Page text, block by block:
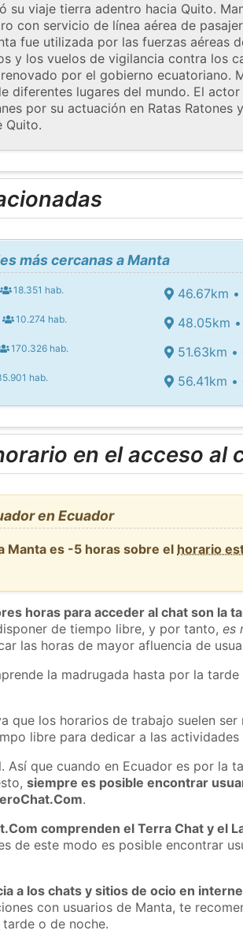
su viaje tierra adentro hacia Quito.
con servicio de línea aérea de
fue utilizada por las fuerzas aéreas
y los vuelos de vigilancia contra los
por el gobierno ecuatoriano.
diferentes lugares del mundo. El
por su actuación en Ratas
Quito.
más cercanas a Manta
18.351 hab.
10.274 hab.
170.326 hab.
hab.
46.67km
48.05km
51.63km •
56.41km •
en el acceso al
en Ecuador
Manta es -5 horas sobre el horario
horas para acceder al chat son la
de tiempo libre, y por tanto,es
las horas de mayor afluencia de
la madrugada hasta por la
que los horarios de trabajo suelen
libre para dedicar a las
Así que cuando en Ecuador es por la
siempre es posible encontrar
.
comprenden el Terra Chat y el
de este modo es posible encontrar
a los chats y sitios de ocio en
con usuarios de Manta, te
o de noche.